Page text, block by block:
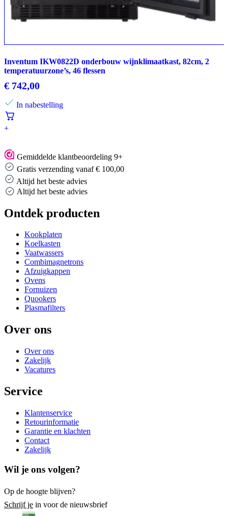
Inventum IKW0822D onderbouw wijnklimaatkast, 82cm, 2
temperatuurzone’s, 46 flessen
€ 742,00
In nabestelling
+
Gemiddelde klantbeoordeling 9+
Gratis verzending vanaf € 100,00
Altijd het beste advies
Altijd het beste advies
Ontdek producten
Kookplaten
Koelkasten
Vaatwassers
Combimagnetrons
Afzuigkappen
Ovens
Fornuizen
Quookers
Plasmafilters
Over ons
Over ons
Zakelijk
Vacatures
Service
Klantenservice
Retourinformatie
Garantie en klachten
Contact
Zakelijk
Wil je ons volgen?
Op de hoogte blijven?
Schrijf je in voor de nieuwsbrief